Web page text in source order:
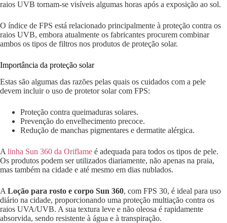
raios UVB tornam-se visíveis algumas horas após a exposição ao sol.
O índice de FPS está relacionado principalmente à proteção contra os
raios UVB, embora atualmente os fabricantes procurem combinar
ambos os tipos de filtros nos produtos de proteção solar.
Importância da proteção solar
Estas são algumas das razões pelas quais os cuidados com a pele
devem incluir o uso de protetor solar com FPS:
Proteção contra queimaduras solares.
Prevenção do envelhecimento precoce.
Redução de manchas pigmentares e dermatite alérgica.
A linha Sun 360 da Oriflame é adequada para todos os tipos de pele.
Os produtos podem ser utilizados diariamente, não apenas na praia,
mas também na cidade e até mesmo em dias nublados.
A Loção para rosto e corpo Sun 360, com FPS 30, é ideal para uso
diário na cidade, proporcionando uma proteção multiação contra os
raios UVA/UVB. A sua textura leve e não oleosa é rapidamente
absorvida, sendo resistente à água e à transpiração.